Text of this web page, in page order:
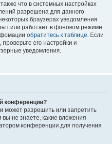
что в системных настройках
разрешена для данного
браузерах уведомления
или работает в фоновом режиме.
обратитесь к таблице. Если
его настройки и
уведомления.
конференции?
может разрешить или запретить
не знаете, какие вложения
конференции для получения